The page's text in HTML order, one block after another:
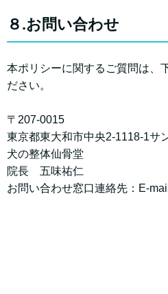
８.お問い合わせ
本ポリシーに関するご質問は、
ださい。
〒207-0015
東京都東大和市中央2-1118-1サ
犬の整体仙骨堂
院長 五味祐仁
お問い合わせ窓口連絡先：E-